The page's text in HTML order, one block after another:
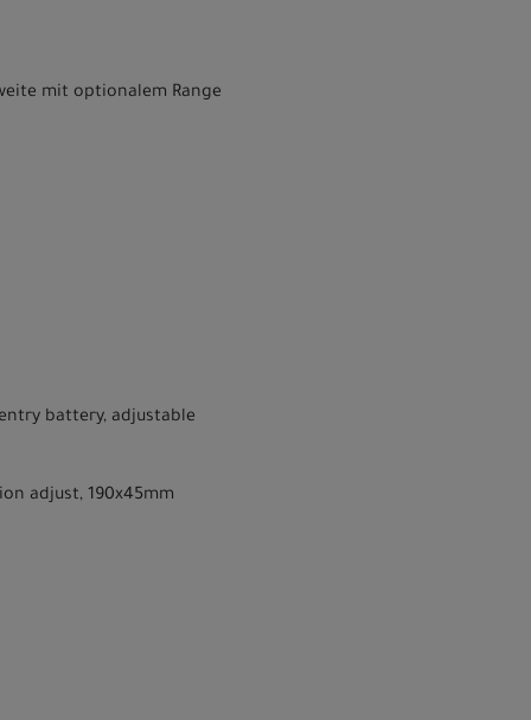
mit optionalem Range
battery, adjustable
adjust, 190x45mm